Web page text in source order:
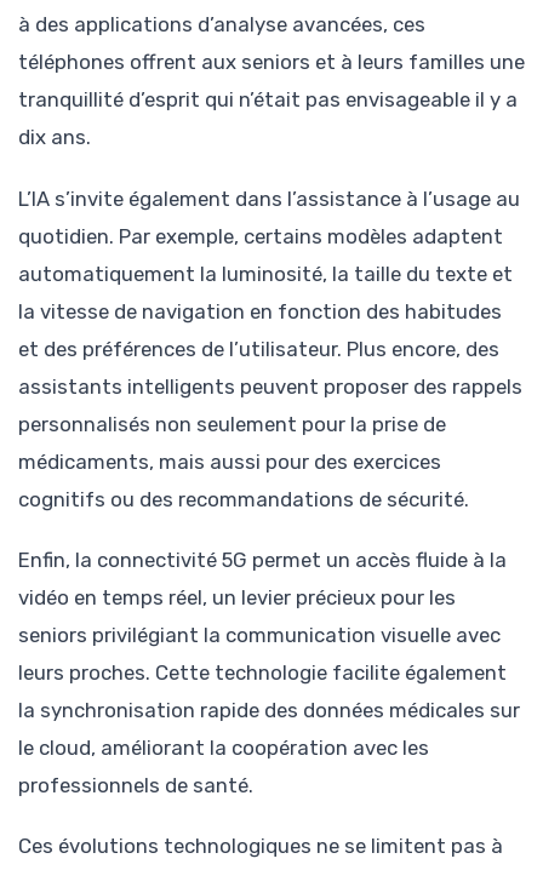
à des applications d’analyse avancées, ces
téléphones offrent aux seniors et à leurs familles une
tranquillité d’esprit qui n’était pas envisageable il y a
dix ans.
L’IA s’invite également dans l’assistance à l’usage au
quotidien. Par exemple, certains modèles adaptent
automatiquement la luminosité, la taille du texte et
la vitesse de navigation en fonction des habitudes
et des préférences de l’utilisateur. Plus encore, des
assistants intelligents peuvent proposer des rappels
personnalisés non seulement pour la prise de
médicaments, mais aussi pour des exercices
cognitifs ou des recommandations de sécurité.
Enfin, la connectivité 5G permet un accès fluide à la
vidéo en temps réel, un levier précieux pour les
seniors privilégiant la communication visuelle avec
leurs proches. Cette technologie facilite également
la synchronisation rapide des données médicales sur
le cloud, améliorant la coopération avec les
professionnels de santé.
Ces évolutions technologiques ne se limitent pas à